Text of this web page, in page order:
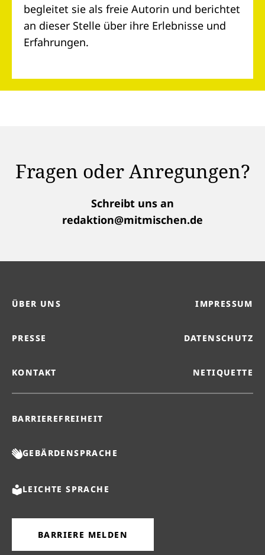
begleitet sie als freie Autorin und berichtet
an dieser Stelle über ihre Erlebnisse und
Erfahrungen.
Fragen oder Anregungen?
Schreibt uns an
redaktion@mitmischen.de
ÜBER UNS IMPRESSUM
PRESSE DATENSCHUTZ
KONTAKT NETIQUETTE
BARRIEREFREIHEIT
GEBÄRDENSPRACHE
LEICHTE SPRACHE
BARRIERE MELDEN